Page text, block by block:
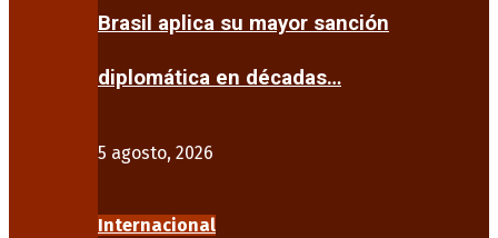
Brasil aplica su mayor sanción
diplomática en décadas…
5 agosto, 2026
Internacional